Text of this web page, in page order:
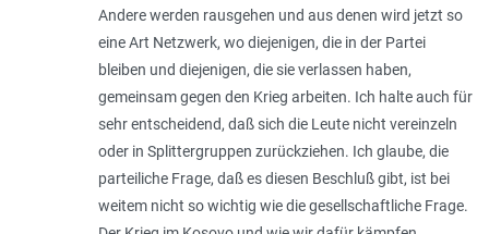
Andere werden rausgehen und aus denen wird jetzt so
eine Art Netzwerk, wo diejenigen, die in der Partei
bleiben und diejenigen, die sie verlassen haben,
gemeinsam gegen den Krieg arbeiten. Ich halte auch für
sehr entscheidend, daß sich die Leute nicht vereinzeln
oder in Splittergruppen zurückziehen. Ich glaube, die
parteiliche Frage, daß es diesen Beschluß gibt, ist bei
weitem nicht so wichtig wie die gesellschaftliche Frage.